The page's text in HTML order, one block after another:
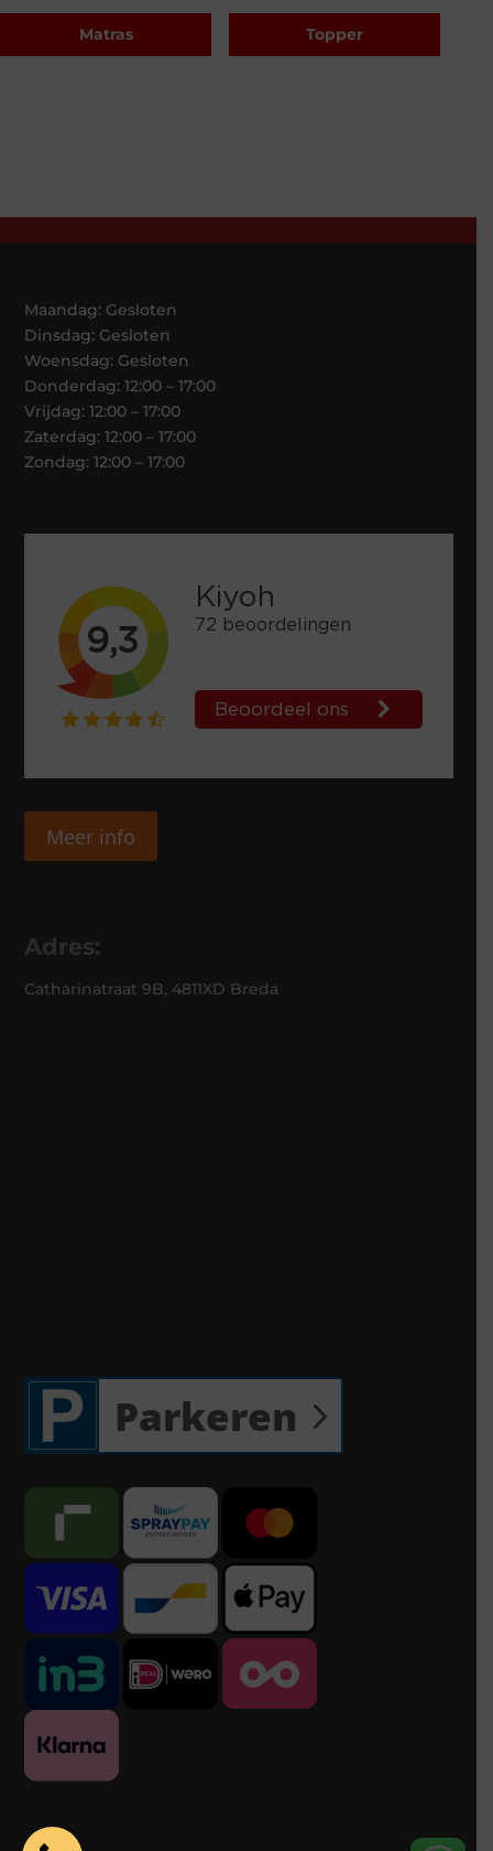
Matras Topper
Maandag: Gesloten
Dinsdag: Gesloten
Woensdag: Gesloten
Donderdag: 12:00 – 17:00
Vrijdag: 12:00 – 17:00
Zaterdag: 12:00 – 17:00
Zondag: 12:00 – 17:00
Meer info
Adres:
Catharinatraat 9B, 4811XD Breda
Parkeren